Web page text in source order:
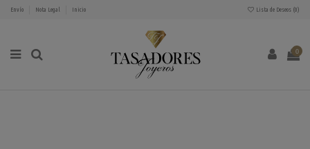
Envío Nota Legal Inicio Lista de Deseos (0)
0